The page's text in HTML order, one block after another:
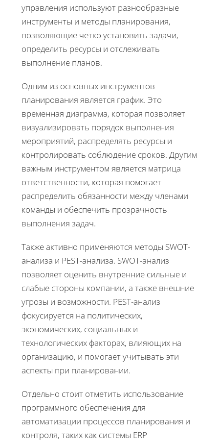
управления используют разнообразные
инструменты и методы планирования,
позволяющие четко установить задачи,
определить ресурсы и отслеживать
выполнение планов.
Одним из основных инструментов
планирования является график. Это
временная диаграмма, которая позволяет
визуализировать порядок выполнения
мероприятий, распределять ресурсы и
контролировать соблюдение сроков. Другим
важным инструментом является матрица
ответственности, которая помогает
распределить обязанности между членами
команды и обеспечить прозрачность
выполнения задач.
Также активно применяются методы SWOT-
анализа и PEST-анализа. SWOT-анализ
позволяет оценить внутренние сильные и
слабые стороны компании, а также внешние
угрозы и возможности. PEST-анализ
фокусируется на политических,
экономических, социальных и
технологических факторах, влияющих на
организацию, и помогает учитывать эти
аспекты при планировании.
Отдельно стоит отметить использование
программного обеспечения для
автоматизации процессов планирования и
контроля, таких как системы ERP